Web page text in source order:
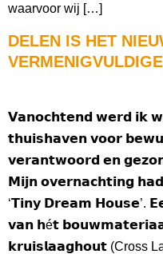
waarvoor wij […]
DELEN IS HET
𝗩𝗮𝗻𝗼𝗰𝗵𝘁𝗲𝗻𝗱 𝘄𝗲𝗿𝗱 𝗶𝗸
𝘁𝗵𝘂𝗶𝘀𝗵𝗮𝘃𝗲𝗻 𝘃𝗼𝗼𝗿
𝘃𝗲𝗿𝗮𝗻𝘁𝘄𝗼𝗼𝗿𝗱 𝗲𝗻
𝗠𝗶𝗷𝗻 𝗼𝘃𝗲𝗿𝗻𝗮𝗰𝗵𝘁𝗶𝗻𝗴
‘𝗧𝗶𝗻𝘆 𝗗𝗿𝗲𝗮𝗺 𝗛𝗼𝘂𝘀𝗲’.
𝘃𝗮𝗻 𝗵é𝘁
𝗸𝗿𝘂𝗶𝘀𝗹𝗮𝗮𝗴𝗵𝗼𝘂𝘁 (Cross